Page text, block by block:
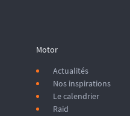
Motor
Actualités
Nos inspirations
Le calendrier
Raid